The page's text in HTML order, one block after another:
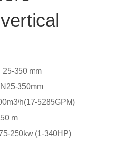
25-350 mm
350mm
h(17-5285GPM)
m
250kw (1-340HP)